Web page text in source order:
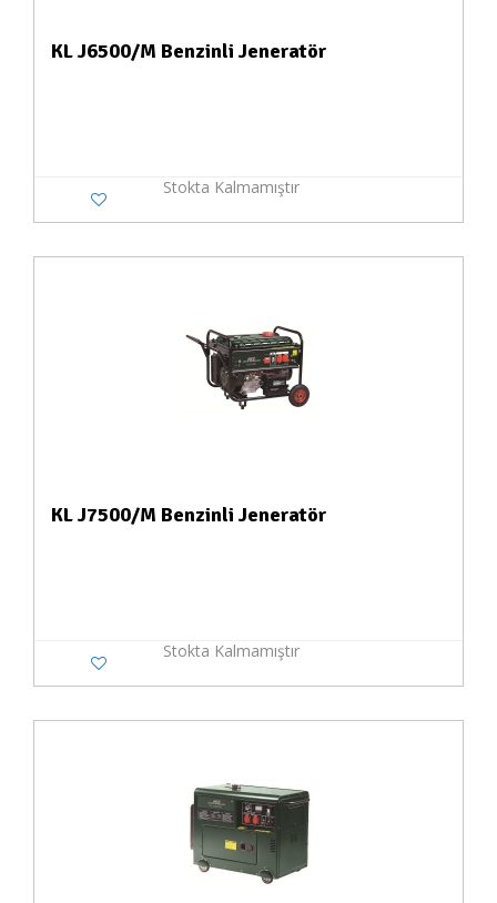
KL J6500/M Benzinli Jeneratör
Stokta Kalmamıştır
KL J7500/M Benzinli Jeneratör
Stokta Kalmamıştır